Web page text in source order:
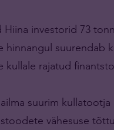
investorid 73
hinnangul suurendab
kullale rajatud
suurim
vähesuse